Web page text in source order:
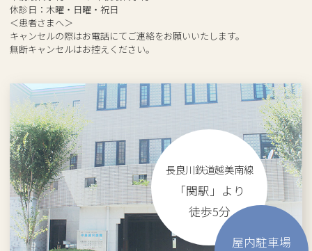
休診日：木曜・日曜・祝日
＜患者さまへ＞
キャンセルの際はお電話にてご連絡をお願いいたします。
無断キャンセルはお控えください。
長良川鉄道越美南線
「関駅」より
徒歩5分
屋内駐車場